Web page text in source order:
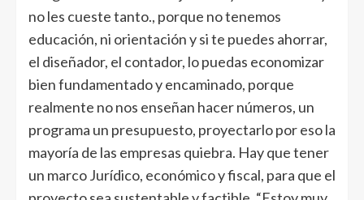
no les cueste tanto., porque no tenemos
educación, ni orientación y si te puedes ahorrar,
el diseñador, el contador, lo puedas economizar
bien fundamentado y encaminado, porque
realmente no nos enseñan hacer números, un
programa un presupuesto, proyectarlo por eso la
mayoría de las empresas quiebra. Hay que tener
un marco Jurídico, económico y fiscal, para que el